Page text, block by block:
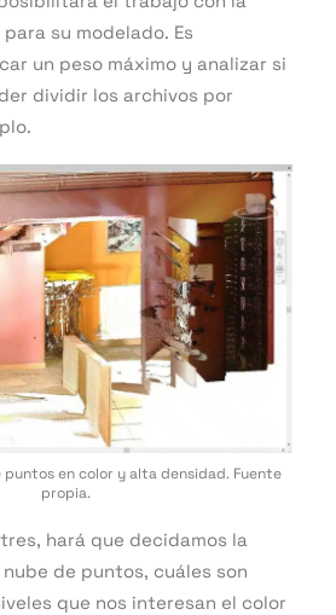
su modelado. Es
un peso máximo y analizar si
dividir los archivos por
puntos en color y alta densidad. Fuente
propia.
hará que decidamos la
de puntos, cuáles son
que nos interesan el color